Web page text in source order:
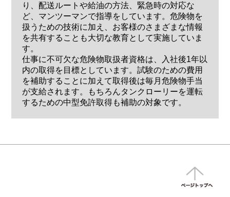
り、配送ルートや給油の方法、緊急時の対応な
ど、マンツーマンで指導をしています。危険物を
扱うための技術に加え、お客様のさまざまな情報
を共有することも大切な教育として実施していま
す。
仕事に不可欠な危険物取扱者資格は、入社後1年以
内の取得を目標としています。試験のための費用
を補助することに加えて取得後は毎月危険物手当
が支給されます。もちろんタンクローリーを運転
するための中型免許取得も補助の対象です。